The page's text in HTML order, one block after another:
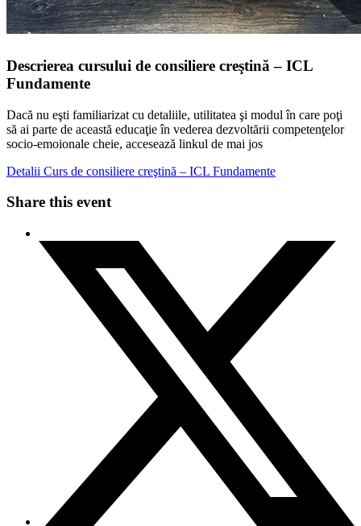
Descrierea cursului de consiliere creştină – ICL
Fundamente
Dacă nu eşti familiarizat cu detaliile, utilitatea şi modul în care poţi
să ai parte de această educaţie în vederea dezvoltării competenţelor
socio-emoionale cheie, accesează linkul de mai jos
Detalii Curs de consiliere creştină – ICL Fundamente
Share this event